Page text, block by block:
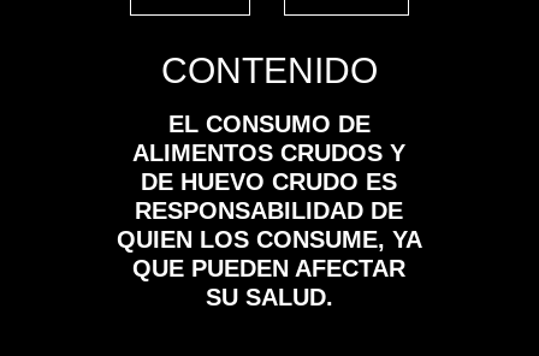
CONTENIDO
EL CONSUMO DE
ALIMENTOS CRUDOS Y
DE HUEVO CRUDO ES
RESPONSABILIDAD DE
QUIEN LOS CONSUME, YA
QUE PUEDEN AFECTAR
SU SALUD.